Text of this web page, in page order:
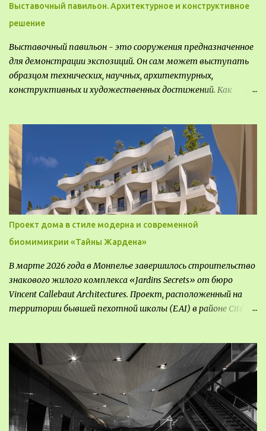
Выставочный павильон. Архитектурное и конструктивное
решение
Выставочный павильон - это сооружения предназначенное
для демонстрации экспозиций. Он сам может выступать
образцом технических, научных, архитектурных,
конструктивных и художественных достижений. Как
универсальные тематические временные постоянные
передвижные стационарные Назначение выставочных
павильонов - показ экспозиции, с целью информации,
пропаганды, рекламы, внедрения новых технологий, обмен
опытом, привлечения внимания и т.д.
Проект дома в стиле модерна и современной
биомимикрии «Тайны Жардена»
В марте 2026 года в Монпелье завершилось строительство
знакового жилого комплекса «Jardins Secrets» от бюро
Vincent Callebaut Architectures. Проект, расположенный на
территории бывшей пехотной школы (EAI) в районе Cité
Комплекс состоит из двух объектов: «Théia» (75 квартир,
из которых 17 — социального назначения, общая площадь 5
364 м²) и «Opale & Sens» (38 квартир, включая 11
доступных, площадь 2 845 м²). В общей сложности 113
жилых единиц спроектированы с учетом строгих норм
пожарной безопасности, принципов биоразнообразия и